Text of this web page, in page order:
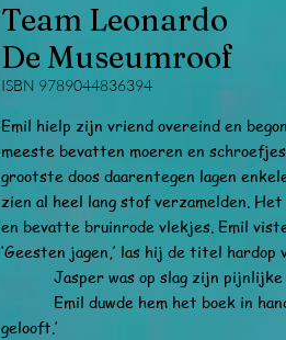
Team Leonardo
De Museumroof
​ISBN 9789044836394
Emil hielp zijn vriend overeind en
meeste bevatten moeren en
grootste doos daarentegen lagen
zien al heel lang stof verzamelden.
en bevatte bruinrode vlekjes. Emil
‘Geesten jagen,’ las hij de titel hardop
Jasper was op slag zijn pijnlijke
Emil duwde hem het boek in
gelooft.’